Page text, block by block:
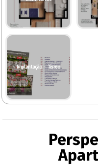
Implantação - Térreo